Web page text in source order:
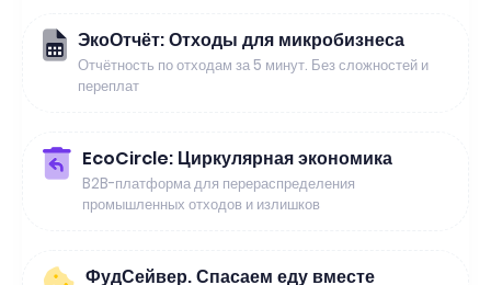
ЭкоОтчёт: Отходы для микробизнеса
Отчётность по отходам за 5 минут. Без сложностей и
переплат
EcoCircle: Циркулярная экономика
B2B-платформа для перераспределения
промышленных отходов и излишков
ФудСейвер. Спасаем еду вместе